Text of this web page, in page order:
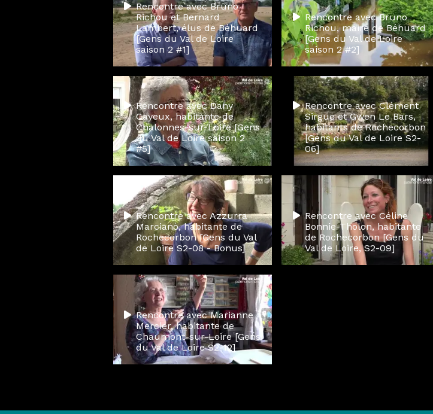
Rencontre avec Bruno
Richou et Bernard
Lambert, élus de Béhuard
[Gens du Val de Loire
saison 2 #1]
Rencontre avec Bruno
Richou, maire de Béhuard
[Gens du Val de Loire
saison 2 #2]
Rencontre avec Dany
Cayeux, habitante de
Chalonnes-sur-Loire [Gens
du Val de Loire saison 2
#5]
Rencontre avec Clément
Sirgue et Gwen Le Bars,
habitants de Rochecorbon
[Gens du Val de Loire S2-
06]
Rencontre avec Azzurra
Marcianò, habitante de
Rochecorbon [Gens du Val
de Loire S2-08 - Bonus]
Rencontre avec Céline
Bonnie-Tholon, habitante
de Rochecorbon [Gens du
Val de Loire, S2-09]
Rencontre avec Marianne
Mercier, habitante de
Chaumont-sur-Loire [Gens
du Val de Loire S2-12]